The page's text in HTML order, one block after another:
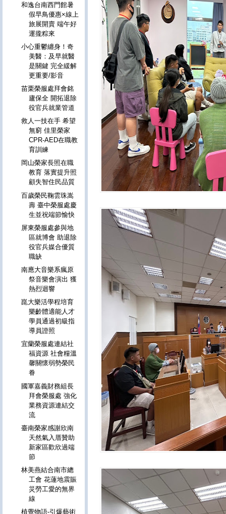
和逸台南西門館暑
假早鳥優惠×線上
旅展開賣 端午好
運攏粽來
小心重鬱纏身！奇
美醫：及早就醫
是關鍵 完全緩解
更重要/影音
苗栗榮服處拜會銘
廬保全 開拓退除
役官兵就業管道
救人一技在手 希望
無窮 佳里榮家
CPR-AED在職教
育訓練
岡山榮家長照在職
教育 落實提升照
顧失智住民品質
百歲榮民鞠雲珠嵩
壽 臺中榮服處慶
生並祝端節愉快
屏東榮服處參與地
區就博會 助退除
役官兵媒合優質
職缺
南應大音樂系瘋原
祭音樂會演出 獲
熱烈迴響
崑大樂活學程培育
樂齡體適能人才
學員通過初級指
導員證照
宜蘭榮服處連結社
福資源 社會糧溫
馨關懷弱勢榮民
眷
國軍嘉義財務組長
拜會榮服處 強化
業務資源連結交
流
臺南榮家感謝欣南
天然氣入厝贊助
新家區歡欣過端
節
林美燕結合南市總
工會 花蓮地震賑
災勞工愛的無界
線
植覺物語-引爆藝術